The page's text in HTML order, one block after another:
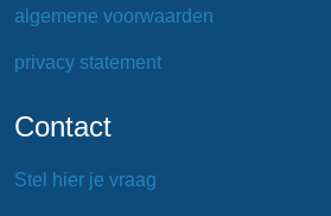
algemene voorwaarden
privacy statement
Contact
Stel hier je vraag